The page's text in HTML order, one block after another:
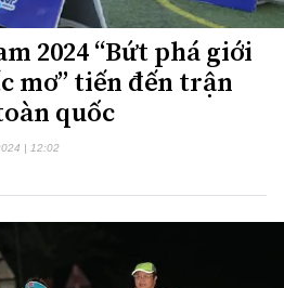
2024 “Bứt phá giới
mơ” tiến đến trận
quốc
| 12:02